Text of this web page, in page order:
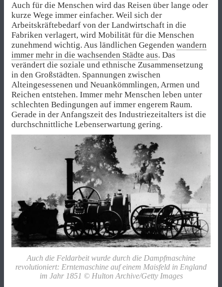
Auch für die Menschen wird das Reisen über lange oder
kurze Wege immer einfacher. Weil sich der
Arbeitskräftebedarf von der Landwirtschaft in die
Fabriken verlagert, wird Mobilität für die Menschen
zunehmend wichtig. Aus ländlichen Gegenden wandern
immer mehr in die wachsenden Städte aus. Das
verändert die soziale und ethnische Zusammensetzung
in den Großstädten. Spannungen zwischen
Alteingesessenen und Neuankömmlingen, Armen und
Reichen entstehen. Immer mehr Menschen leben unter
schlechten Bedingungen auf immer engerem Raum.
Gerade in der Anfangszeit des Industriezeitalters ist die
durchschnittliche Lebenserwartung gering.
Auch die Feldarbeit wurde durch die Dampfmaschine
revolutioniert: Erntemaschine auf einem Maisfeld in England
im Jahr 1851 © Hulton Archive/Getty Images